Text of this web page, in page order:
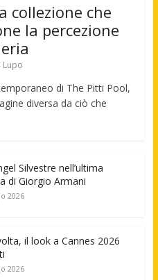
collezione che
la percezione
Lupo
di The Pitti Pool,
diversa da ciò che
Silvestre nell’ultima
di Giorgio Armani
2026
il look a Cannes 2026
2026